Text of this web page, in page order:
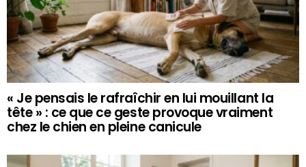
« Je pensais le rafraîchir en lui mouillant la
tête » : ce que ce geste provoque vraiment
chez le chien en pleine canicule